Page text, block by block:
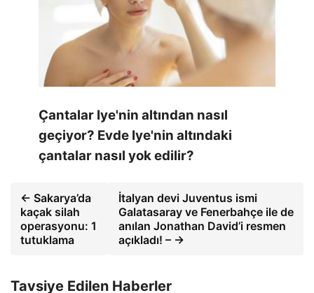
Çantalar Iye'nin altından nasıl
geçiyor? Evde Iye'nin altındaki
çantalar nasıl yok edilir?
← Sakarya’da
kaçak silah
operasyonu: 1
tutuklama
İtalyan devi Juventus ismi
Galatasaray ve Fenerbahçe ile de
anılan Jonathan David’i resmen
açıkladı! – →
Tavsiye Edilen Haberler